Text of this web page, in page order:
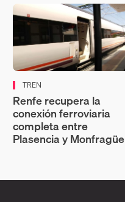
TREN
Renfe recupera la
conexión ferroviaria
completa entre
Plasencia y Monfragüe